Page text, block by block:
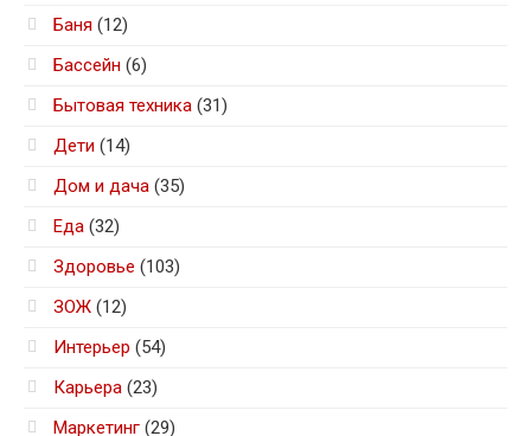
Баня (12)
Бассейн (6)
Бытовая техника (31)
Дети (14)
Дом и дача (35)
Еда (32)
Здоровье (103)
ЗОЖ (12)
Интерьер (54)
Карьера (23)
Маркетинг (29)